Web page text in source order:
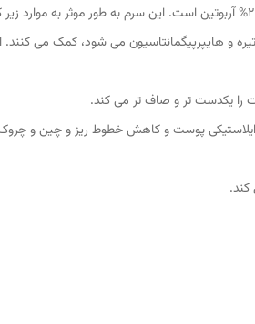
تیره و هایپرپیگمانتاسیون می شود، کمک می
را یکدست تر و صاف تر می کند.
و ایلاستیکی پوست و کاهش خطوط ریز و چین و